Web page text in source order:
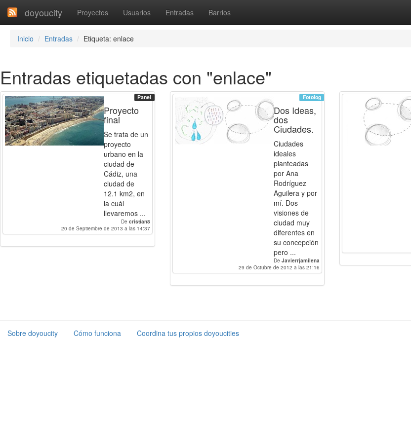
doyoucity Proyectos Usuarios Entradas Barrios
Inicio Entradas Etiqueta: enlace
Entradas etiquetadas con "enlace"
Panel
Proyecto
final
Se trata de un
proyecto
urbano en la
ciudad de
Cádiz, una
ciudad de
12.1 km2, en
la cuál
llevaremos ...
De cristian8
20 de Septiembre de 2013 a las 14:37
Fotolog
Dos Ideas,
dos
Ciudades.
Ciudades
ideales
planteadas
por Ana
Rodríguez
Aguilera y por
mí. Dos
visiones de
ciudad muy
diferentes en
su concepción
pero ...
De Javierrjamilena
29 de Octubre de 2012 a las 21:16
Sobre doyoucity Cómo funciona Coordina tus propios doyoucities